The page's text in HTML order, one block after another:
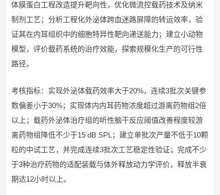
体膜蛋白工程改造提升靶向性，优化微流控载药技术及纳米
制剂工艺；分析工程化外泌体跨血迷路屏障的转运效率，验
证其在内耳组织中的细胞特异性靶向递送能力；建立小动物
模型，评价载药系统的治疗效能，探索规模化生产的可行性
路径。
考核指标：实现外泌体载药效率大于20%，连续3批次关键参
数偏差小于30%；实现体内内耳药物浓度超过游离药物组2倍
以上；载药外泌体治疗组的听性脑干反应阈值改善程度较游
离药物组降低不少于15 dB SPL；建立单批次产量不低于10颗
粒的中试工艺，并完成连续3批次工艺稳定性验证；完成不少
于3种治疗药物的适配装载与体外释放动力学评价，释放半衰
期达12小时以上。